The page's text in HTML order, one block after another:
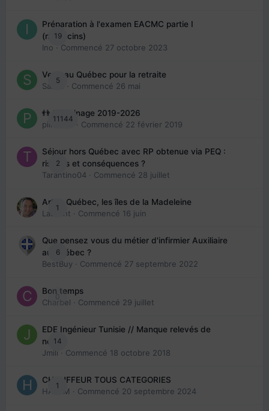
19
Préparation à l'examen EACMC partie I
(médecins)
Ino · Commencé 27 octobre 2023
5
Venir au Québec pour la retraite
Sab74
· Commencé 26 mai
11144
👬 Parrainage 2019-2026
piinoush · Commencé 22 février 2019
2
Séjour hors Québec avec RP obtenue via PEQ :
risques et conséquences ?
Tarantino04 · Commencé 28 juillet
1
Arte : Québec, les îles de la Madeleine
Laurent · Commencé 16 juin
6
Que pensez vous du métier d'infirmier Auxiliaire
au Québec ?
BestBuy · Commencé 27 septembre 2022
0
Bon temps
Charbel · Commencé 29 juillet
14
EDE Ingénieur Tunisie // Manque relevés de
note
Jmili · Commencé 18 octobre 2018
1
CHAUFFEUR TOUS CATEGORIES
HAZEM · Commencé 20 septembre 2024